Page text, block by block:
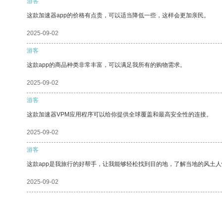
这款加速器app的价格有点贵，可以适当降低一些，这样会更加亲民。
2025-09-02
游客
这款app的商品种类非常丰富，可以满足我所有的购物需求。
2025-09-02
游客
这款加速器VPM应用程序可以给你提供全球覆盖和最高安全性的连接。
2025-09-02
游客
这款app是我旅行的好帮手，让我能够轻松找到目的地，了解当地的风土
2025-09-02